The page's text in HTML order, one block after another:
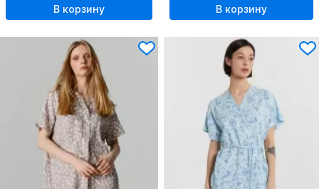
В корзину В корзину